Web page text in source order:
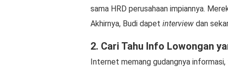
sama HRD perusahaan impiannya.
Akhirnya, Budi dapet interview dan
2. Cari Tahu Info Lowongan
Internet memang gudangnya